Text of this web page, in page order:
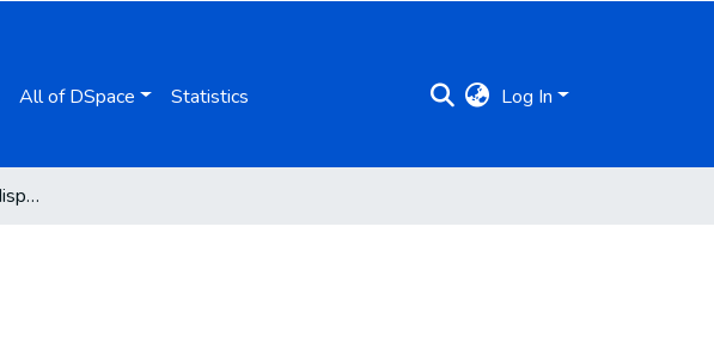
All of DSpace Statistics Log In
Lucii Marinei Siculi De Hispaniae laudibus ...